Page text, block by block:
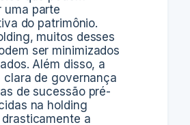
uma parte
do patrimônio.
muitos desses
ser minimizados
Além disso, a
clara de governança
de sucessão pré-
na holding
a